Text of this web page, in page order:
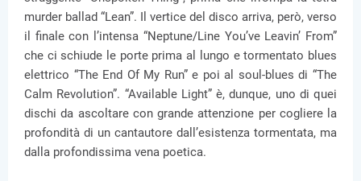
murder ballad “Lean”. Il vertice del disco arriva, però, verso
il finale con l’intensa “Neptune/Line You’ve Leavin’ From”
che ci schiude le porte prima al lungo e tormentato blues
elettrico “The End Of My Run” e poi al soul-blues di “The
Calm Revolution”. “Available Light” è, dunque, uno di quei
dischi da ascoltare con grande attenzione per cogliere la
profondità di un cantautore dall’esistenza tormentata, ma
dalla profondissima vena poetica.